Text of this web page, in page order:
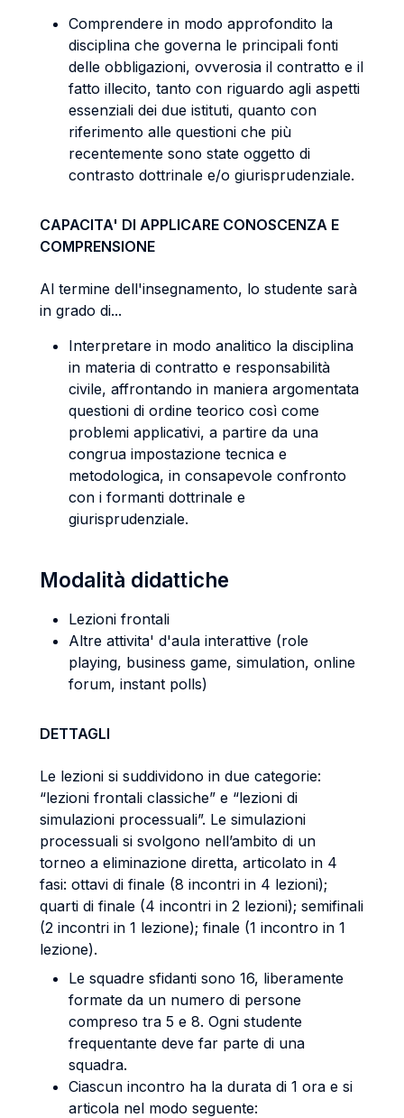
Comprendere in modo approfondito la
disciplina che governa le principali fonti
delle obbligazioni, ovverosia il contratto e il
fatto illecito, tanto con riguardo agli aspetti
essenziali dei due istituti, quanto con
riferimento alle questioni che più
recentemente sono state oggetto di
contrasto dottrinale e/o giurisprudenziale.
CAPACITA' DI APPLICARE CONOSCENZA E
COMPRENSIONE
Al termine dell'insegnamento, lo studente sarà
in grado di...
Interpretare in modo analitico la disciplina
in materia di contratto e responsabilità
civile, affrontando in maniera argomentata
questioni di ordine teorico così come
problemi applicativi, a partire da una
congrua impostazione tecnica e
metodologica, in consapevole confronto
con i formanti dottrinale e
giurisprudenziale.
Modalità didattiche
Lezioni frontali
Altre attivita' d'aula interattive (role
playing, business game, simulation, online
forum, instant polls)
DETTAGLI
Le lezioni si suddividono in due categorie:
“lezioni frontali classiche” e “lezioni di
simulazioni processuali”. Le simulazioni
processuali si svolgono nell’ambito di un
torneo a eliminazione diretta, articolato in 4
fasi: ottavi di finale (8 incontri in 4 lezioni);
quarti di finale (4 incontri in 2 lezioni); semifinali
(2 incontri in 1 lezione); finale (1 incontro in 1
lezione).
Le squadre sfidanti sono 16, liberamente
formate da un numero di persone
compreso tra 5 e 8. Ogni studente
frequentante deve far parte di una
squadra.
Ciascun incontro ha la durata di 1 ora e si
articola nel modo seguente: